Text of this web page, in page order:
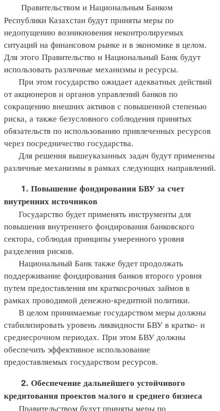
Правительством и Национальным Банком
Республики Казахстан будут приняты меры по
недопущению возникновения неконтролируемых
ситуаций на финансовом рынке и в экономике в целом.
Для этого Правительство и Национальный Банк будут
использовать различные механизмы и ресурсы.
При этом государство ожидает адекватных действий
от акционеров и органов управлений банков по
сокращению внешних активов с повышенной степенью
риска, а также безусловного соблюдения принятых
обязательств по использованию привлеченных ресурсов
через посредничество государства.
Для решения вышеуказанных задач будут применены
различные механизмы в рамках следующих направлений.
1. Повышение фондирования БВУ за счет
внутренних источников
Государство будет применять инструменты для
повышения внутреннего фондирования банковского
сектора, соблюдая принципы умеренного уровня
разделения рисков.
Национальный Банк также будет продолжать
поддерживание фондирования банков второго уровня
путем предоставления им краткосрочных займов в
рамках проводимой денежно-кредитной политики.
В целом принимаемые государством меры должны
стабилизировать уровень ликвидности БВУ в кратко- и
среднесрочном периодах. При этом БВУ должны
обеспечить эффективное использование
предоставляемых государством ресурсов.
2. Обеспечение дальнейшего устойчивого
кредитования проектов малого и среднего бизнеса
Правительством будут приняты меры по